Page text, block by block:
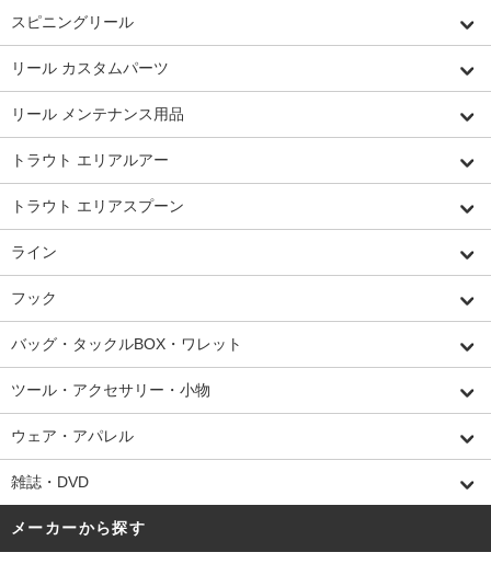
スピニングリール
リール カスタムパーツ
リール メンテナンス用品
トラウト エリアルアー
トラウト エリアスプーン
ライン
フック
バッグ・タックルBOX・ワレット
ツール・アクセサリー・小物
ウェア・アパレル
雑誌・DVD
メーカーから探す